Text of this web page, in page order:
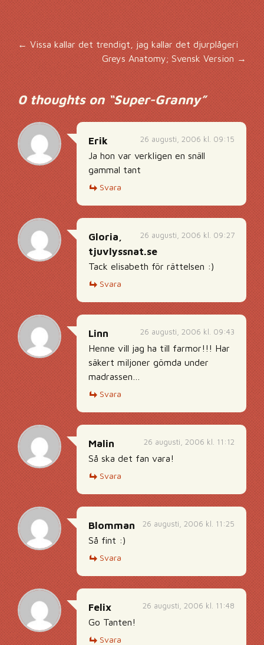
Inläggsnavigering
← Vissa kallar det trendigt, jag kallar det djurplågeri
Greys Anatomy; Svensk Version →
0 thoughts on “Super-Granny”
26 augusti, 2006 kl. 09:15
Erik
Ja hon var verkligen en snäll
gammal tant
Svara
26 augusti, 2006 kl. 09:27
Gloria,
tjuvlyssnat.se
Tack elisabeth för rättelsen :)
Svara
26 augusti, 2006 kl. 09:43
Linn
Henne vill jag ha till farmor!!! Har
säkert miljoner gömda under
madrassen…
Svara
26 augusti, 2006 kl. 11:12
Malin
Så ska det fan vara!
Svara
26 augusti, 2006 kl. 11:25
Blomman
Så fint :)
Svara
26 augusti, 2006 kl. 11:48
Felix
Go Tanten!
Svara